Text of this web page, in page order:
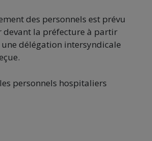
des personnels est prévu
la préfecture à partir
une délégation intersyndicale
personnels hospitaliers